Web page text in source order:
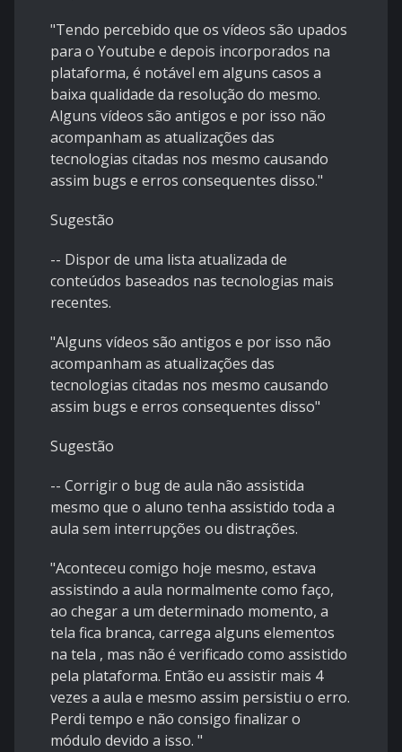
"Tendo percebido que os vídeos são upados
para o Youtube e depois incorporados na
plataforma, é notável em alguns casos a
baixa qualidade da resolução do mesmo.
Alguns vídeos são antigos e por isso não
acompanham as atualizações das
tecnologias citadas nos mesmo causando
assim bugs e erros consequentes disso."
Sugestão
-- Dispor de uma lista atualizada de
conteúdos baseados nas tecnologias mais
recentes.
"Alguns vídeos são antigos e por isso não
acompanham as atualizações das
tecnologias citadas nos mesmo causando
assim bugs e erros consequentes disso"
Sugestão
-- Corrigir o bug de aula não assistida
mesmo que o aluno tenha assistido toda a
aula sem interrupções ou distrações.
"Aconteceu comigo hoje mesmo, estava
assistindo a aula normalmente como faço,
ao chegar a um determinado momento, a
tela fica branca, carrega alguns elementos
na tela , mas não é verificado como assistido
pela plataforma. Então eu assistir mais 4
vezes a aula e mesmo assim persistiu o erro.
Perdi tempo e não consigo finalizar o
módulo devido a isso. "